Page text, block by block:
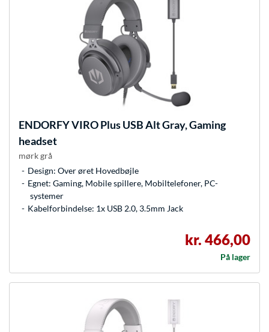
ENDORFYVIRO Plus USB Alt Gray, Gaming
headset
mørk grå
Design: Over øret Hovedbøjle
Egnet: Gaming, Mobile spillere, Mobiltelefoner, PC-
systemer
Kabelforbindelse: 1x USB 2.0, 3.5mm Jack
kr. 466,00
På lager